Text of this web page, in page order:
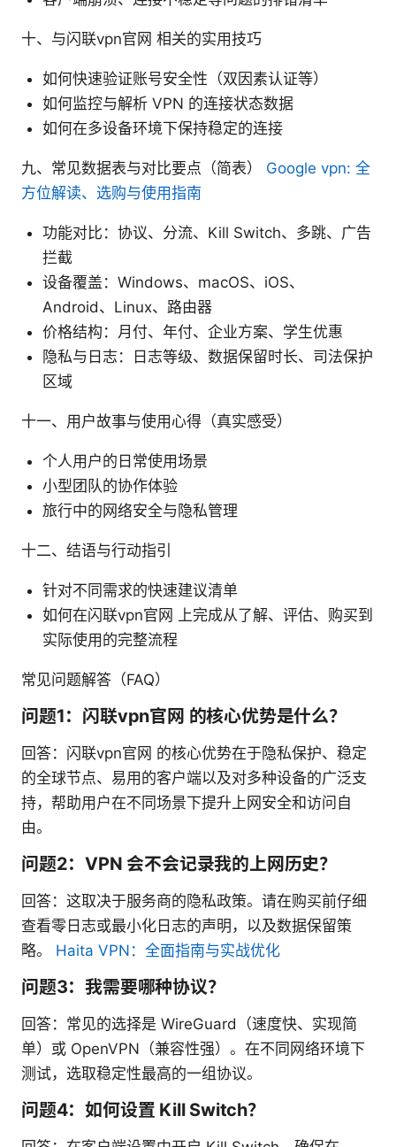
十、与闪联vpn官网 相关的实用技巧
如何快速验证账号安全性（双因素认证等）
如何监控与解析 VPN 的连接状态数据
如何在多设备环境下保持稳定的连接
九、常见数据表与对比要点（简表） Google vpn: 全
方位解读、选购与使用指南
功能对比：协议、分流、Kill Switch、多跳、广告
拦截
设备覆盖：Windows、macOS、iOS、
Android、Linux、路由器
价格结构：月付、年付、企业方案、学生优惠
隐私与日志：日志等级、数据保留时长、司法保护
区域
十一、用户故事与使用心得（真实感受）
个人用户的日常使用场景
小型团队的协作体验
旅行中的网络安全与隐私管理
十二、结语与行动指引
针对不同需求的快速建议清单
如何在闪联vpn官网 上完成从了解、评估、购买到
实际使用的完整流程
常见问题解答（FAQ）
问题1：闪联vpn官网 的核心优势是什么？
回答：闪联vpn官网 的核心优势在于隐私保护、稳定
的全球节点、易用的客户端以及对多种设备的广泛支
持，帮助用户在不同场景下提升上网安全和访问自
由。
问题2：VPN 会不会记录我的上网历史？
回答：这取决于服务商的隐私政策。请在购买前仔细
查看零日志或最小化日志的声明，以及数据保留策
略。 Haita VPN：全面指南与实战优化
问题3：我需要哪种协议？
回答：常见的选择是 WireGuard（速度快、实现简
单）或 OpenVPN（兼容性强）。在不同网络环境下
测试，选取稳定性最高的一组协议。
问题4：如何设置 Kill Switch？